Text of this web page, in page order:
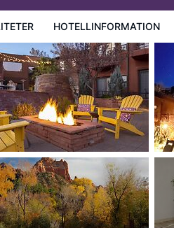
HOTELLINFORMATION